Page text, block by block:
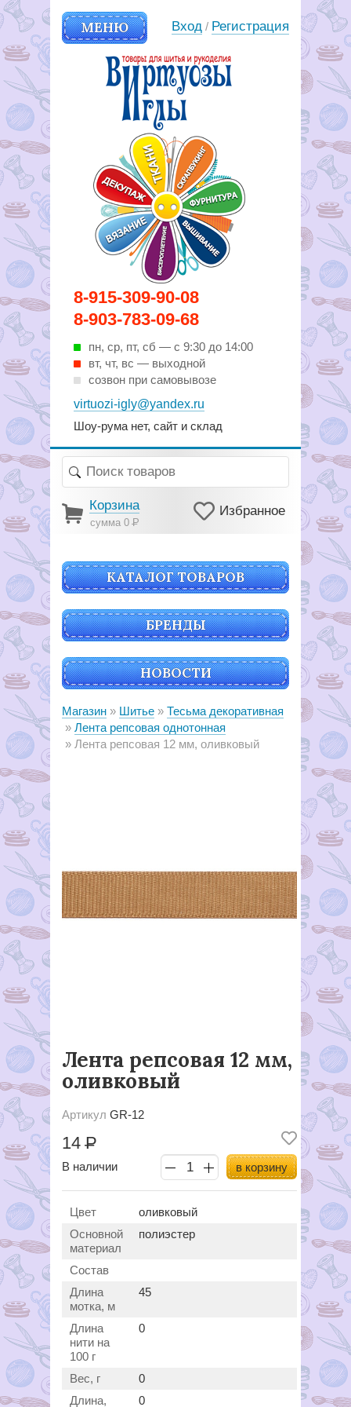
8-915-309-90-08
8-903-783-09-68
пн, ср, пт, cб — с 9:30 до 14:00
вт, чт, вс — выходной
созвон при самовывозе
virtuozi-igly@yandex.ru
Шоу-рума нет, сайт и склад
МЕНЮ
Вирутозы иглы. Товары для
шитья и рукоделья
Вход / Регистрация
Корзина
сумма 0Р
Избранное
КАТАЛОГ ТОВАРОВ
БРЕНДЫ
НОВОСТИ
Магазин Шитье
Тесьма декоративная
Лента репсовая однотонная
Лента репсовая 12 мм, оливковый
Лента репсовая 12 мм,
оливковый
Артикул GR-12
14Р
В наличии в корзину
Цвет
оливковый
Основной
материал
полиэстер
Состав
Длина
мотка, м
45
Длина
нити на
100 г
0
Вес, г
0
Длина,
0